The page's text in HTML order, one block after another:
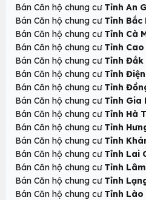
Bán Căn hộ chung cư Tỉnh An
Bán Căn hộ chung cư Tỉnh Bắc
Bán Căn hộ chung cư Tỉnh Cà
Bán Căn hộ chung cư Tỉnh
Bán Căn hộ chung cư Tỉnh Đắk
Bán Căn hộ chung cư Tỉnh
Bán Căn hộ chung cư Tỉnh
Bán Căn hộ chung cư Tỉnh Gia
Bán Căn hộ chung cư Tỉnh Hà
Bán Căn hộ chung cư Tỉnh
Bán Căn hộ chung cư Tỉnh
Bán Căn hộ chung cư Tỉnh Lai
Bán Căn hộ chung cư Tỉnh
Bán Căn hộ chung cư Tỉnh
Bán Căn hộ chung cư Tỉnh Lào